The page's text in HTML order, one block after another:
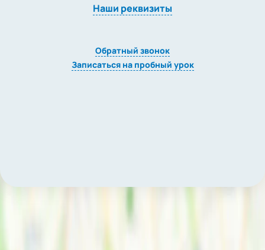
Наши реквизиты
Обратный звонок
Записаться на пробный урок